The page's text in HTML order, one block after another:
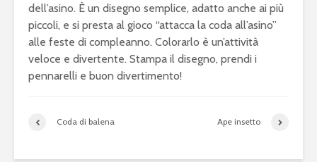
dell’asino. È un disegno semplice, adatto anche ai più
piccoli, e si presta al gioco “attacca la coda all’asino”
alle feste di compleanno. Colorarlo è un’attività
veloce e divertente. Stampa il disegno, prendi i
pennarelli e buon divertimento!
Coda di balena Ape insetto